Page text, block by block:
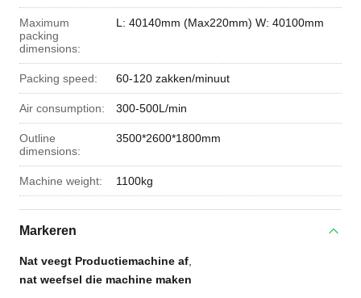
Maximum
packing
dimensions:
L: 40140mm (Max220mm) W: 40100mm
Packing speed: 60-120 zakken/minuut
Air consumption: 300-500L/min
Outline
dimensions:
3500*2600*1800mm
Machine weight: 1100kg
Markeren
Nat veegt Productiemachine af
nat weefsel die machine maken